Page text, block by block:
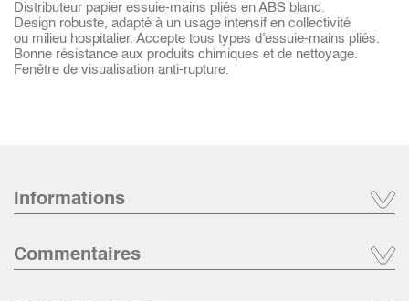
Distributeur papier essuie-mains pliés en ABS blanc.
Design robuste, adapté à un usage intensif en collectivité
ou milieu hospitalier. Accepte tous types d’essuie-mains pliés.
Bonne résistance aux produits chimiques et de nettoyage.
Fenêtre de visualisation anti-rupture.
Informations
Commentaires